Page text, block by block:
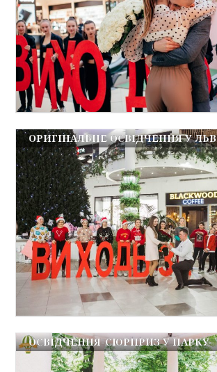
ОРИГІНАЛЬНЕ ОСВІДЧЕННЯ У
ОСВІДЧЕННЯ-СЮРПРИЗ У ПАРКУ